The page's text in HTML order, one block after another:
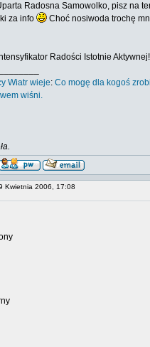
Radosna Samowolko, pisz na
za info
Choć nosiwoda trochę
Radości Istotnie Aktywnej!
Wiatr wieje: Co mogę dla kogoś
wiśni.
Kwietnia 2006, 17:08